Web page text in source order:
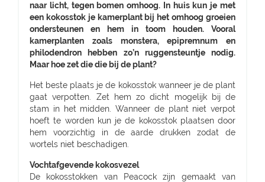
naar licht, tegen bomen omhoog. In huis kun je met
een kokosstok je kamerplant bij het omhoog groeien
ondersteunen en hem in toom houden. Vooral
kamerplanten zoals monstera, epipremnum en
philodendron hebben zo’n ruggensteuntje nodig.
Maar hoe zet die die bij de plant?
Het beste plaats je de kokosstok wanneer je de plant
gaat verpotten. Zet hem zo dicht mogelijk bij de
stam in het midden. Wanneer de plant niet verpot
hoeft te worden kun je de kokosstok plaatsen door
hem voorzichtig in de aarde drukken zodat de
wortels niet beschadigen.
Vochtafgevende kokosvezel
De kokosstokken van Peacock zijn gemaakt van